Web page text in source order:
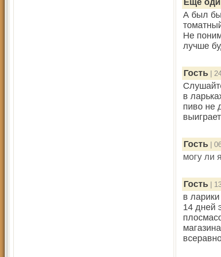
Еще
А был бы
Не
лучше
Гость |
в
пиво не
Гость |
могу ли
Гость |
в
14 дней